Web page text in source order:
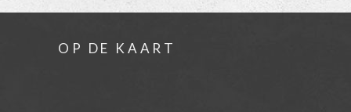
OP DE KAART